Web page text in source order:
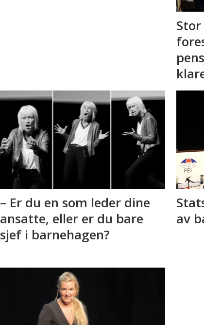
– Er du en som leder dine
ansatte, eller er du bare
sjef i barnehagen?
av